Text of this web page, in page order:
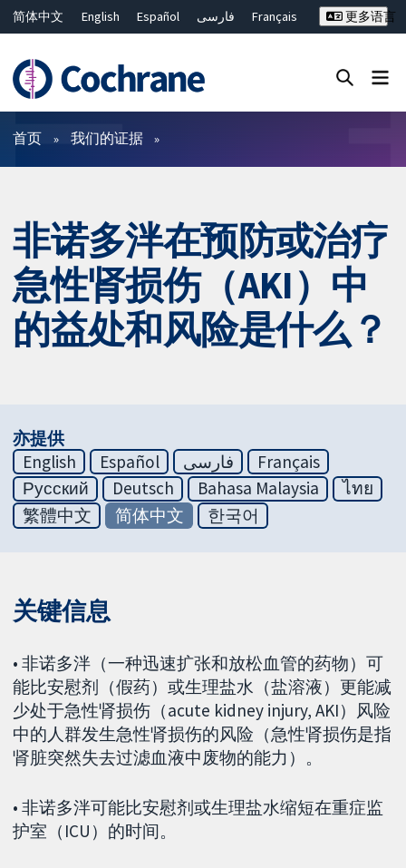
简体中文 English Español فارسی
Français
ไทย
繁體中文
更多语言
过滤
首页 我们的证据
非诺多泮在预防或治疗
急性肾损伤（AKI）中
的益处和风险是什么？
亦提供
English
Español فارسی
Français
Русский
Deutsch Bahasa Malaysia
ไทย
繁體中文
简体中文 한국어
关键信息
• 非诺多泮（一种迅速扩张和放松血管的药物）可
能比安慰剂（假药）或生理盐水（盐溶液）更能减
少处于急性肾损伤（acute kidney injury, AKI）风险
中的人群发生急性肾损伤的风险（急性肾损伤是指
肾脏突然失去过滤血液中废物的能力）。
• 非诺多泮可能比安慰剂或生理盐水缩短在重症监
护室（ICU）的时间。